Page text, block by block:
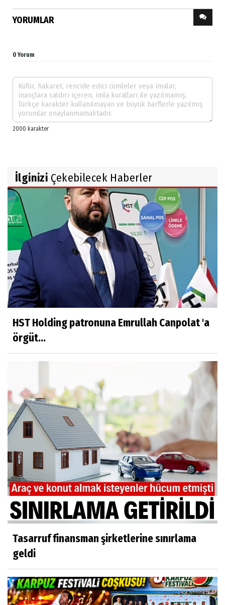
YORUMLAR
0 Yorum
İlginizi Çekebilecek Haberler
HST Holding patronuna Emrullah Canpolat 'a
örgüt...
Tasarruf finansman şirketlerine sınırlama
geldi